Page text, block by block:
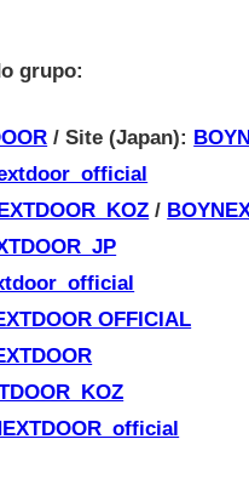
grupo:
/ Site (Japan):
/
OFFICIAL